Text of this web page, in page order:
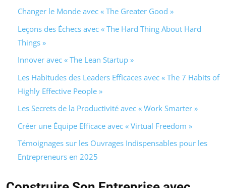
Changer le Monde avec « The Greater Good »
Leçons des Échecs avec « The Hard Thing About Hard
Things »
Innover avec « The Lean Startup »
Les Habitudes des Leaders Efficaces avec « The 7 Habits of
Highly Effective People »
Les Secrets de la Productivité avec « Work Smarter »
Créer une Équipe Efficace avec « Virtual Freedom »
Témoignages sur les Ouvrages Indispensables pour les
Entrepreneurs en 2025